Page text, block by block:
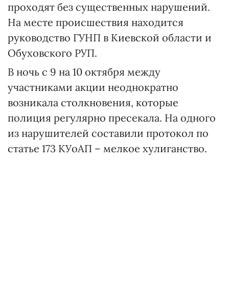
проходят без существенных нарушений.
На месте происшествия находится
руководство ГУНП в Киевской области и
Обуховского РУП.
В ночь с 9 на 10 октября между
участниками акции неоднократно
возникала столкновения, которые
полиция регулярно пресекала. На одного
из нарушителей составили протокол по
статье 173 КУоАП – мелкое хулиганство.